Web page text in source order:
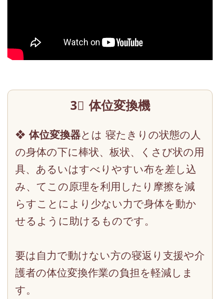
3⃣ 体位変換機
❖ 体位変換器とは 寝たきりの状態の人
の身体の下に棒状、板状、くさび状の用
具、あるいはすべりやすい布を差し込
み、てこの原理を利用したり摩擦を減
らすことにより少ない力で身体を動か
せるように助けるものです。
要は自力で動けない方の寝返り支援や介
護者の体位変換作業の負担を軽減しま
す。